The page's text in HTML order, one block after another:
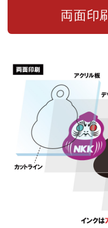
両面印